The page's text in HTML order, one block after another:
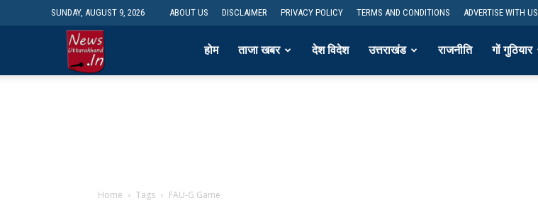
SUNDAY, AUGUST 9, 2026 ABOUT US DISCLAIMER PRIVACY POLICY TERMS AND CONDITIONS ADVERTISE WITH US
होम ताजा खबर देश विदेश उत्तराखंड राजनीति गों गुठियार
Home Tags FAU-G Game